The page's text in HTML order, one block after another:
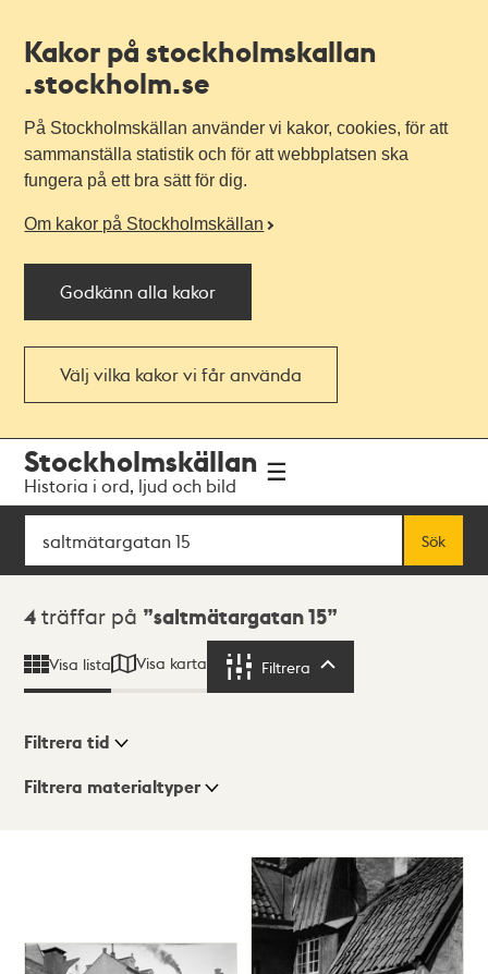
Kakor på stockholmskallan
.stockholm.se
På Stockholmskällan använder vi kakor, cookies, för att
sammanställa statistik och för att webbplatsen ska
fungera på ett bra sätt för dig.
Om kakor på Stockholmskällan
Godkänn alla kakor
Välj vilka kakor vi får använda
navigationen
huvudinnehållet
Stockholmskällan
Historia i ord, ljud och bild
Sök
Sök
Sökresultat
4 träffar på saltmätargatan 15
Visa lista Visa karta Filtrera
Visningsläge
Filtrera tid
Filtrera materialtyper